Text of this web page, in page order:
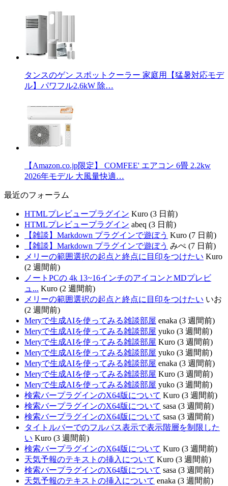
タンスのゲン スポットクーラー 家庭用【猛暑対応モデ
ル】パワフル2.6kW 除…
【Amazon.co.jp限定】 COMFEE' エアコン 6畳 2.2kw
2026年モデル 大風量快適…
最近のフォーラム
HTMLプレビュープラグイン Kuro (3 日前)
HTMLプレビュープラグイン abeq (3 日前)
【雑談】Markdown プラグインで遊ぼう Kuro (7 日前)
【雑談】Markdown プラグインで遊ぼう みぺ (7 日前)
メリーの範囲選択の起点と終点に目印をつけたい Kuro
(2 週間前)
ノートPCの 4k 13~16インチのアイコンとMDプレビ
ュ... Kuro (2 週間前)
メリーの範囲選択の起点と終点に目印をつけたい いお
(2 週間前)
Meryで生成AIを使ってみる雑談部屋 enaka (3 週間前)
Meryで生成AIを使ってみる雑談部屋 yuko (3 週間前)
Meryで生成AIを使ってみる雑談部屋 Kuro (3 週間前)
Meryで生成AIを使ってみる雑談部屋 yuko (3 週間前)
Meryで生成AIを使ってみる雑談部屋 enaka (3 週間前)
Meryで生成AIを使ってみる雑談部屋 Kuro (3 週間前)
Meryで生成AIを使ってみる雑談部屋 yuko (3 週間前)
検索バープラグインのX64版について Kuro (3 週間前)
検索バープラグインのX64版について sasa (3 週間前)
検索バープラグインのX64版について sasa (3 週間前)
タイトルバーでのフルパス表示で表示階層を制限した
い Kuro (3 週間前)
検索バープラグインのX64版について Kuro (3 週間前)
天気予報のテキストの挿入について Kuro (3 週間前)
検索バープラグインのX64版について sasa (3 週間前)
天気予報のテキストの挿入について enaka (3 週間前)